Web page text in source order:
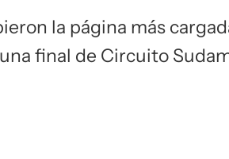
la página más
final de Circuito